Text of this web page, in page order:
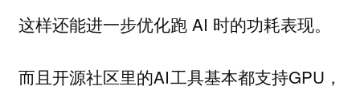
这样还能进一步优化跑 AI 时的功耗表现。
而且开源社区里的AI工具基本都支持GPU，